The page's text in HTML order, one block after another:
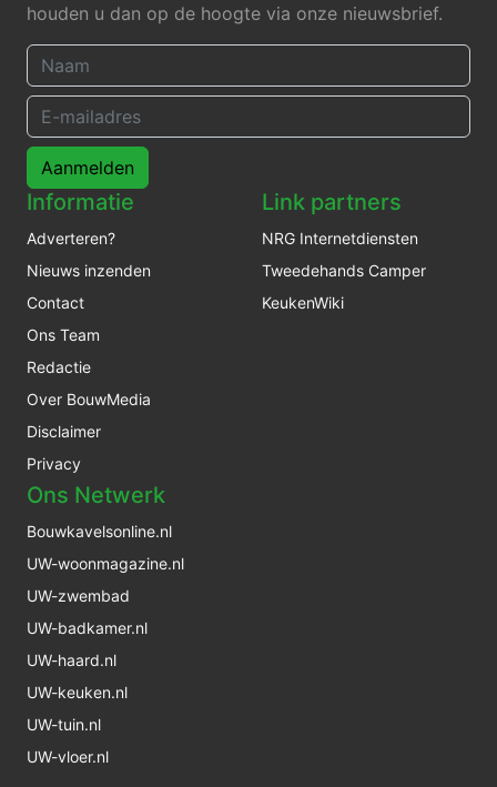
houden u dan op de hoogte via onze nieuwsbrief.
Aanmelden
Informatie
Adverteren?
Nieuws inzenden
Contact
Ons Team
Redactie
Over BouwMedia
Disclaimer
Privacy
Link partners
NRG Internetdiensten
Tweedehands Camper
KeukenWiki
Ons Netwerk
Bouwkavelsonline.nl
UW-woonmagazine.nl
UW-zwembad
UW-badkamer.nl
UW-haard.nl
UW-keuken.nl
UW-tuin.nl
UW-vloer.nl